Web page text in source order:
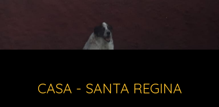
CASA - SANTA REGINA